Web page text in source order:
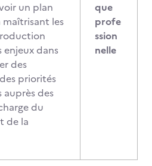
un plan
maîtrisant les
enjeux dans
des
priorités
auprès des
du
de la
que
profe
ssion
nelle